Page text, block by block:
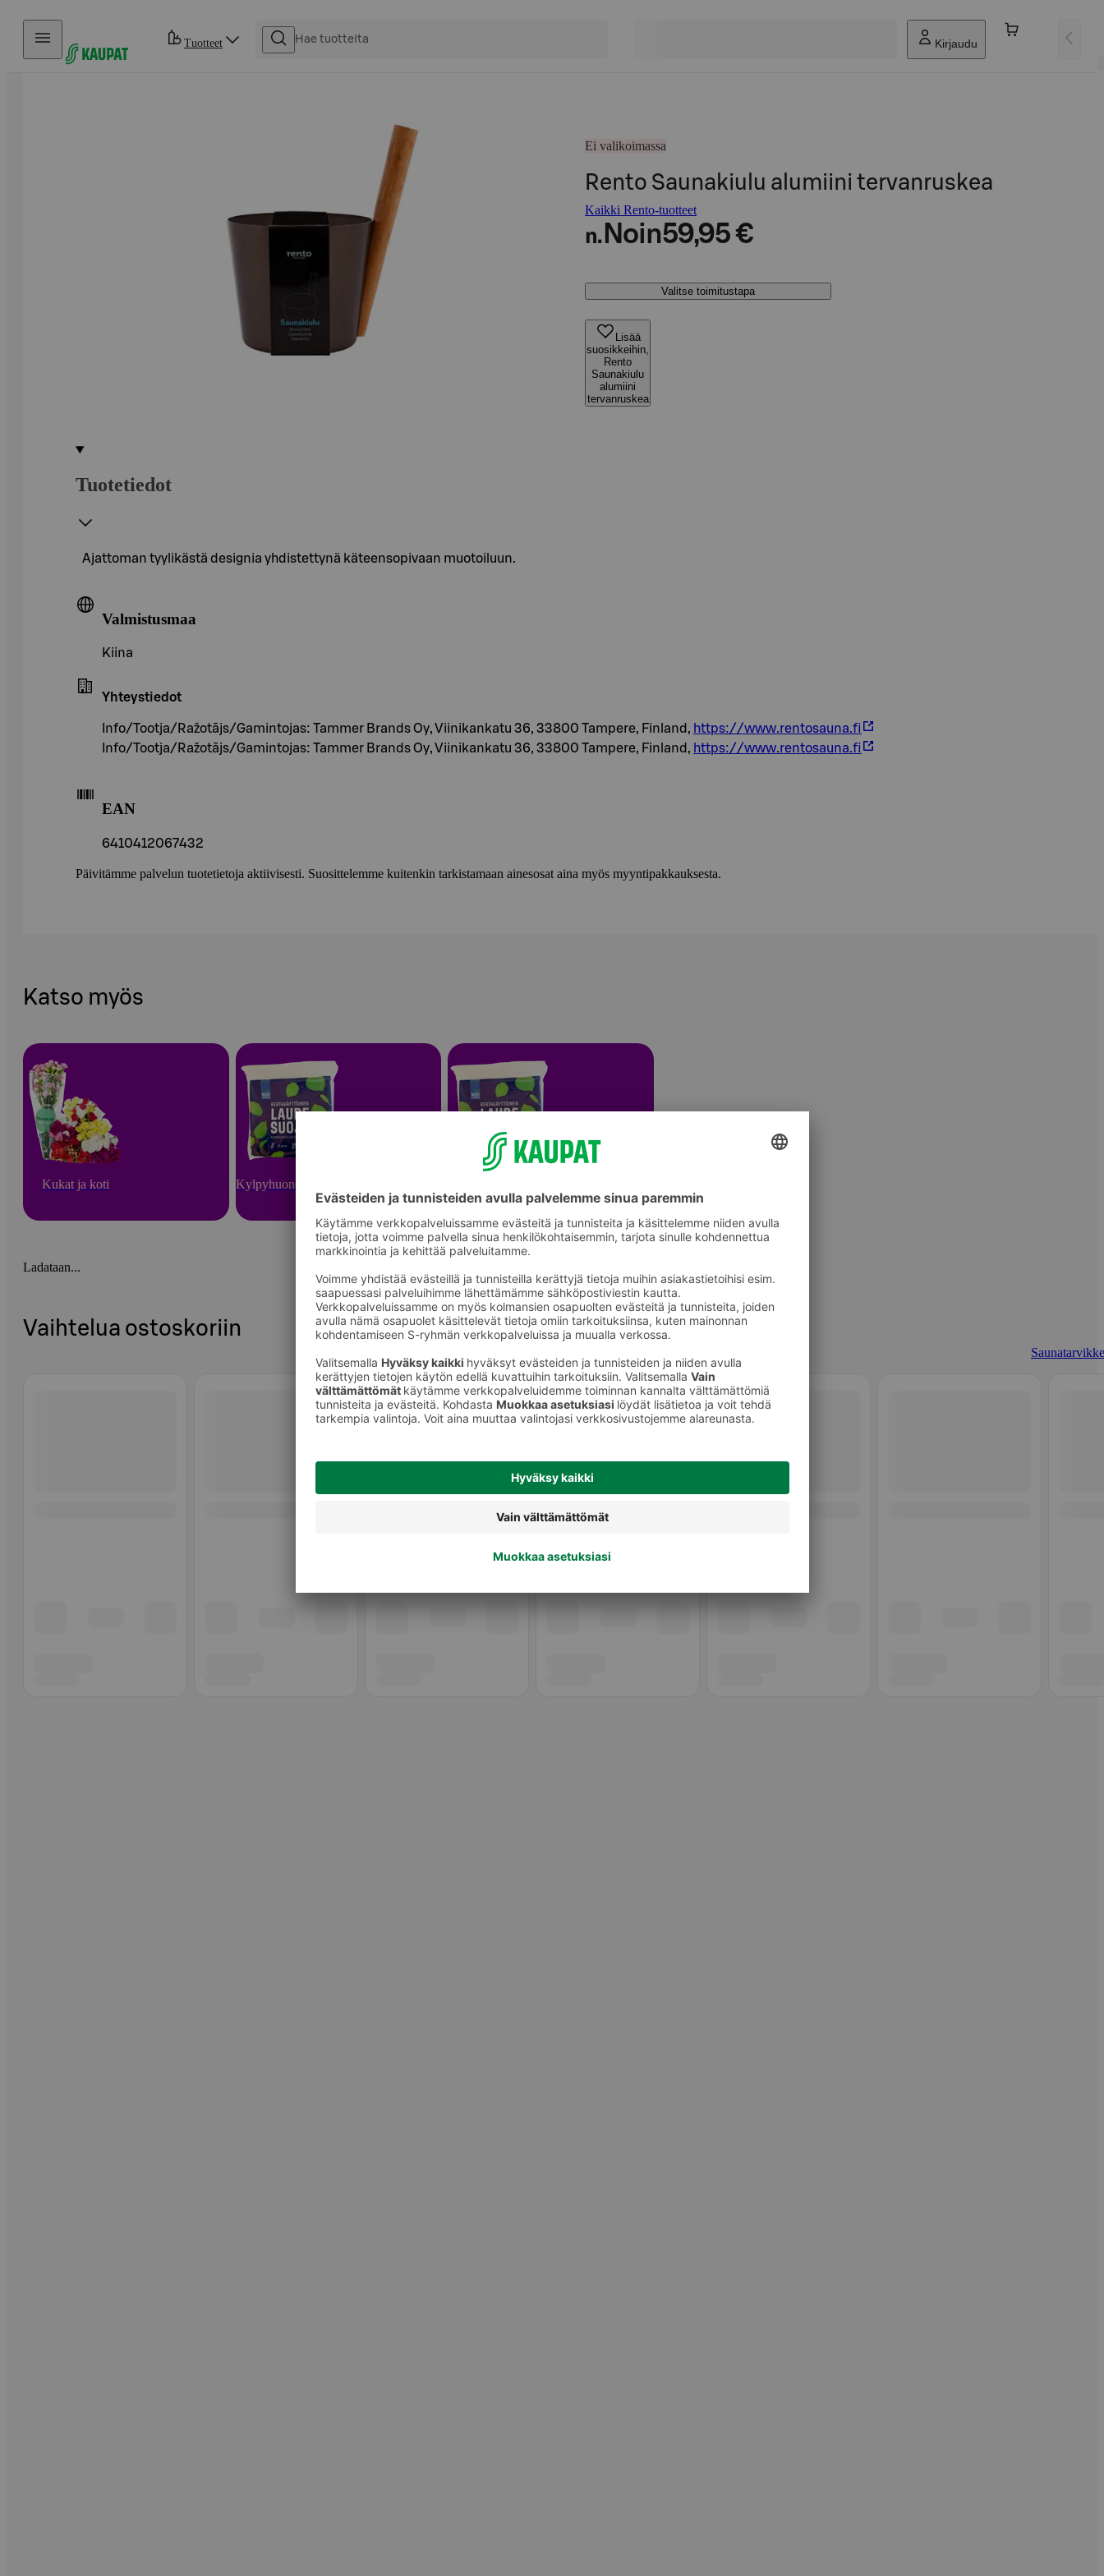
Hyppää sisältöön
Tuotteet Kirjaudu
Ei valikoimassa
Rento Saunakiulu alumiini tervanruskea
Kaikki Rento-tuotteet
n. Noin59,95 €
Valitse toimitustapa
Lisää
suosikkeihin,
Rento
Saunakiulu
alumiini
tervanruskea
Tuotetiedot
Ajattoman tyylikästä designia yhdistettynä käteensopivaan muotoiluun.
Valmistusmaa
Kiina
Yhteystiedot
Info/Tootja/Ražotājs/Gamintojas: Tammer Brands Oy, Viinikankatu 36, 33800 Tampere, Finland, https://www.rentosauna.fi
Info/Tootja/Ražotājs/Gamintojas: Tammer Brands Oy, Viinikankatu 36, 33800 Tampere, Finland, https://www.rentosauna.fi
EAN
6410412067432
Päivitämme palvelun tuotetietoja aktiivisesti. Suosittelemme kuitenkin tarkistamaan ainesosat aina myös myyntipakkauksesta.
Katso myös
Kukat ja koti Kylpyhuone ja sauna
Ladataan...
Vaihtelua ostoskoriin